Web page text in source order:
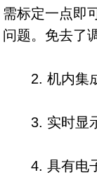
需标定一点即
问题。免去了
2. 机内集成
3. 实时显示
4. 具有电子